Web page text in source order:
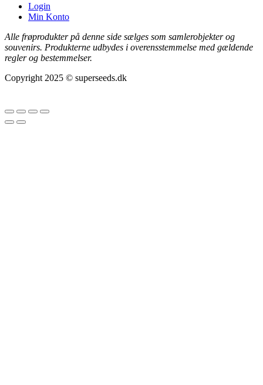
Login
Min Konto
Alle frøprodukter på denne side sælges som samlerobjekter og
souvenirs. Produkterne udbydes i overensstemmelse med gældende
regler og bestemmelser.
Copyright 2025 © superseeds.dk